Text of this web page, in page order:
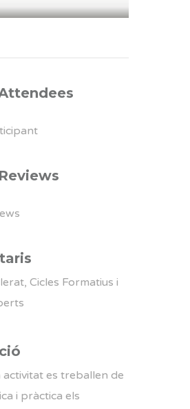
Cicles Formatius i
activitat es treballen de
i pràctica els